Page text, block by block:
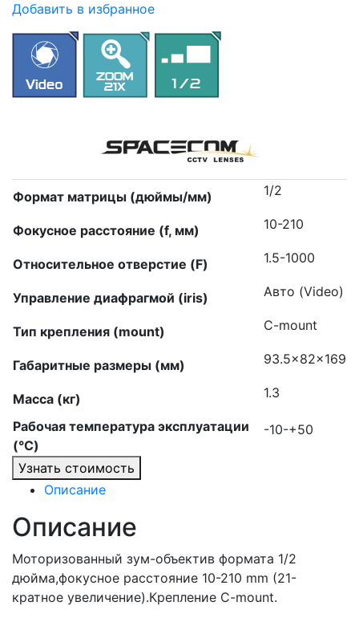
Добавить в избранное
Формат матрицы (дюймы/мм) 1/2
Фокусное расстояние (f, мм) 10-210
Относительное отверстие (F) 1.5-1000
Управление диафрагмой (iris) Авто (Video)
Тип крепления (mount) C-mount
Габаритные размеры (мм) 93.5x82x169
Масса (кг) 1.3
Рабочая температура эксплуатации
(°C)
-10-+50
Узнать стоимость
Описание
Описание
Моторизованный зум-объектив формата 1/2
дюйма,фокусное расстояние 10-210 mm (21-
кратное увеличение).Крепление C-mount.